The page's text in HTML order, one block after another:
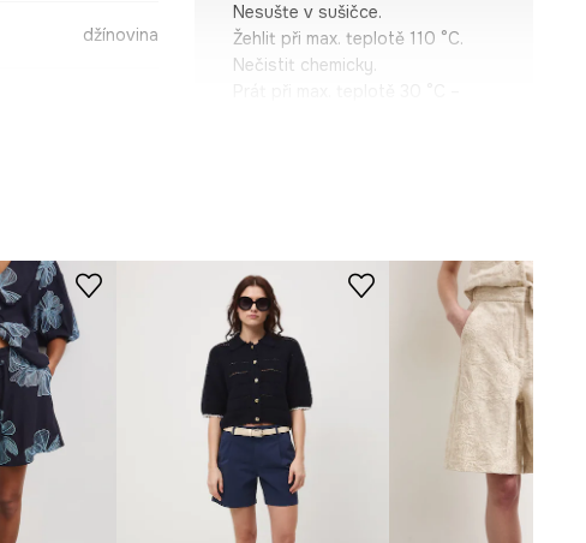
džínovina
RS26-SZDA02-59J
Nesušte v sušičce.
Žehlit při max. teplotě 110 °C.
Nečistit chemicky.
Pas (výška): pravidelný
Střih: Regular fit
ROZMĚRY
Délka vnitřní nohy
Šířka nohy dole
Míry uvedené pro velikost
S.
Šířka v pase
Výška pasu